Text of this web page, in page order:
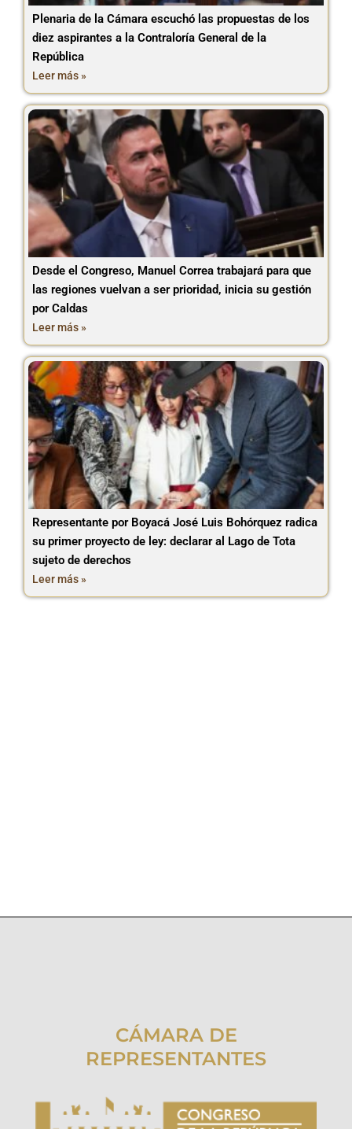
Plenaria de la Cámara escuchó las propuestas de los
diez aspirantes a la Contraloría General de la
República
Leer más »
Desde el Congreso, Manuel Correa trabajará para que
las regiones vuelvan a ser prioridad, inicia su gestión
por Caldas
Leer más »
Representante por Boyacá José Luis Bohórquez radica
su primer proyecto de ley: declarar al Lago de Tota
sujeto de derechos
Leer más »
CÁMARA DE
REPRESENTANTES